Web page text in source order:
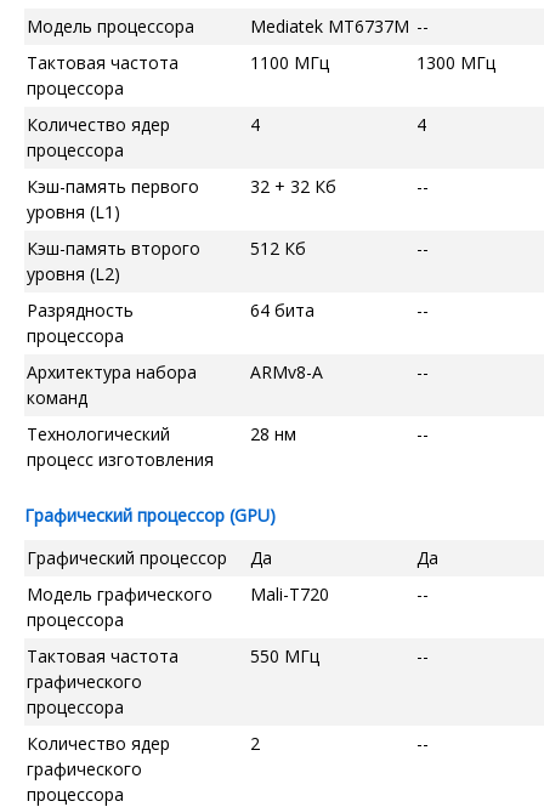
Модель процессора
Mediatek MT6737M --
Тактовая частота
процессора
1100 МГц 1300 МГц
Количество ядер
процессора
4 4
Кэш-память первого
уровня (L1)
32 + 32 Кб --
Кэш-память второго
уровня (L2)
512 Кб --
Разрядность
процессора
64 бита --
Архитектура набора
команд
ARMv8-A --
Технологический
процесс изготовления
28 нм --
Графический процессор (GPU)
Графический процессор
Да
Да
Модель графического
процессора
Mali-T720 --
Тактовая частота
графического
процессора
550 МГц --
Количество ядер
графического
процессора
2 --